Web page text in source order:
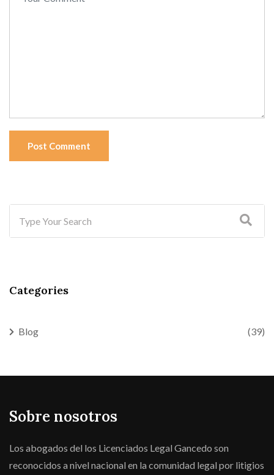
Post Comment
Categories
Blog (39)
Sobre nosotros
Los abogados del los Licenciados Legal Gancedo son
reconocidos a nivel nacional en la comunidad legal por litigios